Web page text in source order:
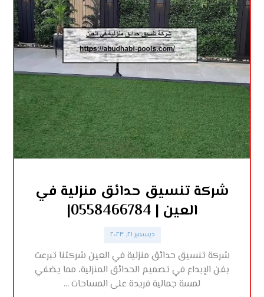
شركة تنسيق حدائق منزلية في
العين | 0558466784|
ديسمبر ٢١, ٢٠٢٣
شركة تنسيق حدائق منزلية في العين شركتنا تبرعت
بفن الإبداع في تصميم الحدائق المنزلية، مما يضفي
لمسة جمالية فريدة على المساحات ...